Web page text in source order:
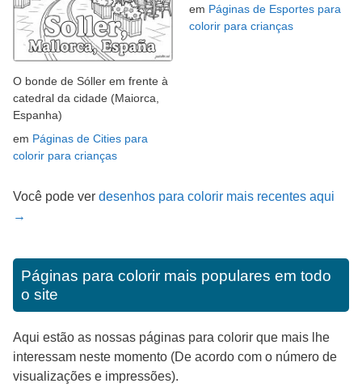
O bonde de Sóller em frente à
catedral da cidade (Maiorca,
Espanha)
em Páginas de Cities para
colorir para crianças
em Páginas de Esportes para
colorir para crianças
Você pode ver desenhos para colorir mais recentes aqui
→
Páginas para colorir mais populares em todo
o site
Aqui estão as nossas páginas para colorir que mais lhe
interessam neste momento (De acordo com o número de
visualizações e impressões).